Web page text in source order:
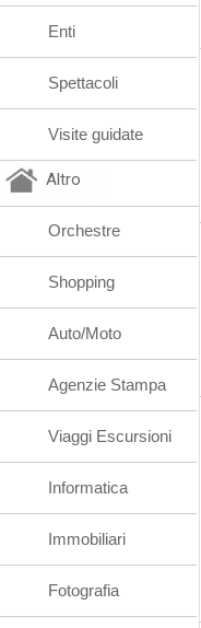
Enti
Spettacoli
Visite guidate
Altro
Orchestre
Shopping
Auto/Moto
Agenzie Stampa
Viaggi Escursioni
Informatica
Immobiliari
Fotografia